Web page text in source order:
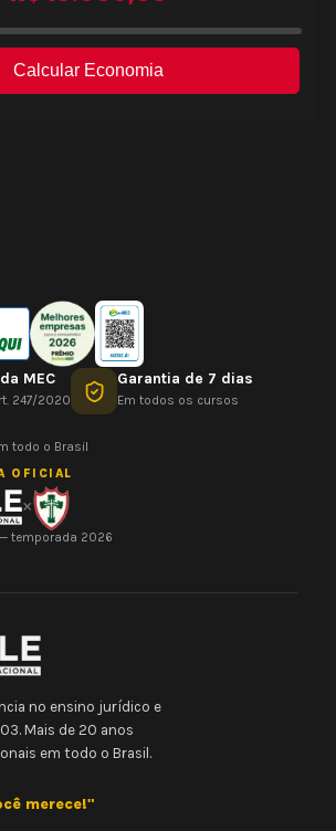
MEC
247/2020
Garantia de 7 dias
Em todos os cursos
todo o Brasil
OFICIAL
×
— temporada 2026
no ensino jurídico e
Mais de 20 anos
em todo o Brasil.
merece!"